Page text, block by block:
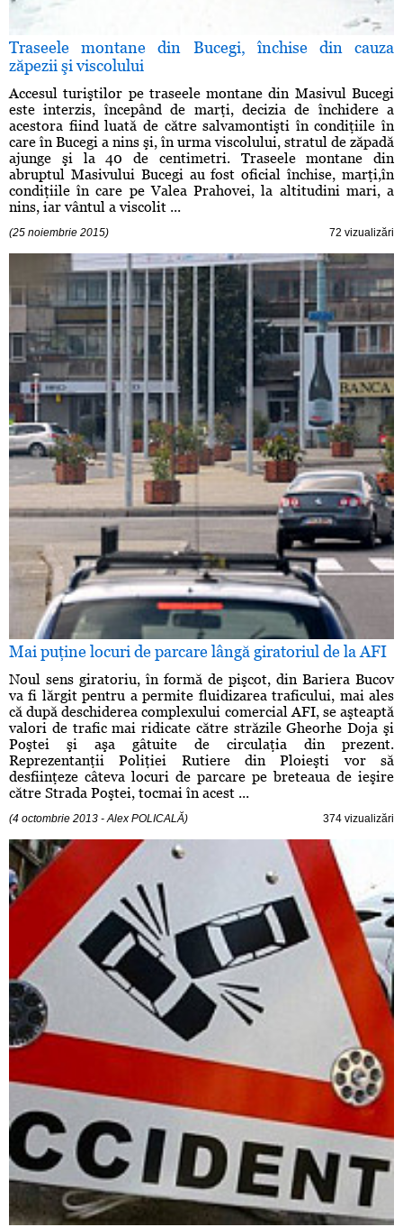
Traseele montane din Bucegi, închise din cauza
zăpezii şi viscolului
Accesul turiştilor pe traseele montane din Masivul Bucegi
este interzis, începând de marţi, decizia de închidere a
acestora fiind luată de către salvamontişti în condiţiile în
care în Bucegi a nins şi, în urma viscolului, stratul de zăpadă
ajunge şi la 40 de centimetri. Traseele montane din
abruptul Masivului Bucegi au fost oficial închise, marţi,în
condiţiile în care pe Valea Prahovei, la altitudini mari, a
nins, iar vântul a viscolit ...
(25 noiembrie 2015) 72 vizualizări
Mai puţine locuri de parcare lângă giratoriul de la AFI
Noul sens giratoriu, în formă de pişcot, din Bariera Bucov
va fi lărgit pentru a permite fluidizarea traficului, mai ales
că după deschiderea complexului comercial AFI, se aşteaptă
valori de trafic mai ridicate către străzile Gheorhe Doja şi
Poştei şi aşa gâtuite de circulaţia din prezent.
Reprezentanţii Poliţiei Rutiere din Ploieşti vor să
desfiinţeze câteva locuri de parcare pe breteaua de ieşire
către Strada Poştei, tocmai în acest ...
(4 octombrie 2013 - Alex POLICALĂ) 374 vizualizări